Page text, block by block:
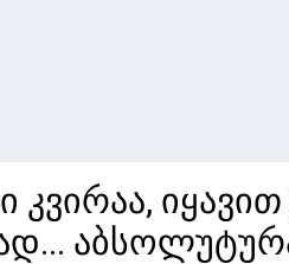
კვირაა,